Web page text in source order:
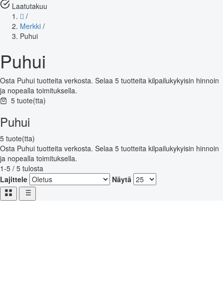
Laatutakuu
/
Merkki /
Puhui
Puhui
Osta Puhui tuotteita verkosta. Selaa 5 tuotteita kilpailukykyisin hinnoin
ja nopealla toimituksella.
5 tuote(tta)
Puhui
5 tuote(tta)
Osta Puhui tuotteita verkosta. Selaa 5 tuotteita kilpailukykyisin hinnoin
ja nopealla toimituksella.
1-5 / 5 tulosta
Lajittele
Näytä